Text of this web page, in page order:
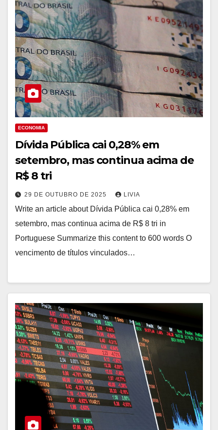
ECONOMIA
Dívida Pública cai 0,28% em
setembro, mas continua acima de
R$ 8 tri
29 DE OUTUBRO DE 2025 LIVIA
Write an article about Dívida Pública cai 0,28% em
setembro, mas continua acima de R$ 8 tri in
Portuguese Summarize this content to 600 words O
vencimento de títulos vinculados…